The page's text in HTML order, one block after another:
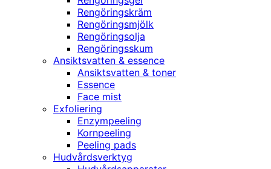
Rengöringskräm
Rengöringsmjölk
Rengöringsolja
Rengöringsskum
Ansiktsvatten & essence
Ansiktsvatten & toner
Essence
Face mist
Exfoliering
Enzympeeling
Kornpeeling
Peeling pads
Hudvårdsverktyg